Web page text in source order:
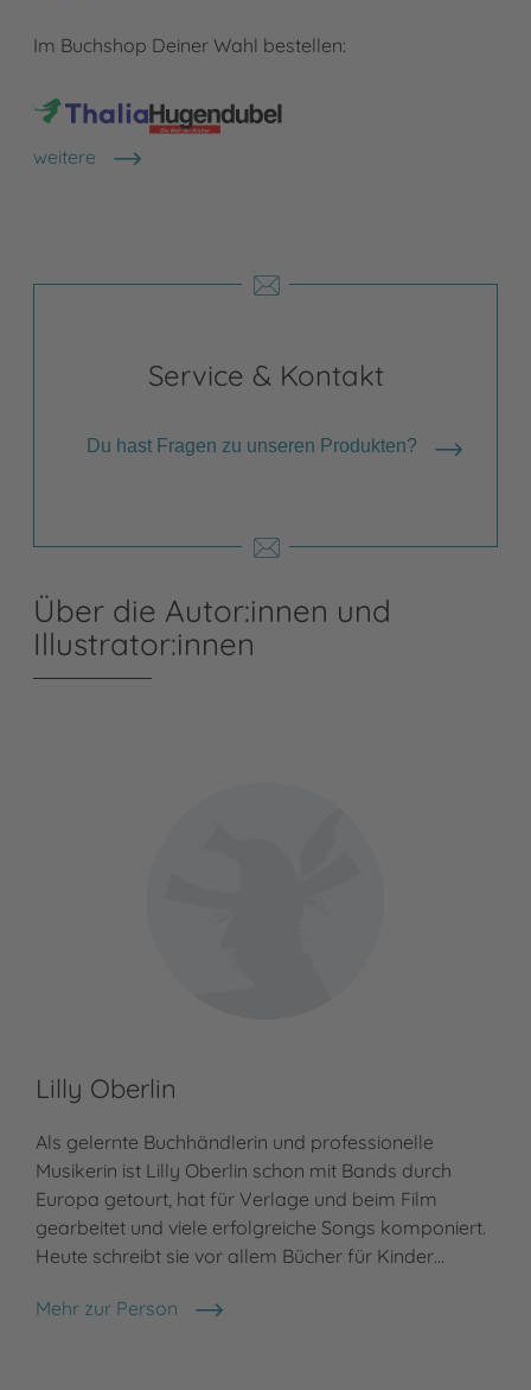
Im Buchshop Deiner Wahl bestellen:
weitere
Shops anzeigen
Service & Kontakt
Du hast Fragen zu unseren Produkten?
Über die Autor:innen und
Illustrator:innen
Lilly Oberlin
Als gelernte Buchhändlerin und professionelle
Musikerin ist Lilly Oberlin schon mit Bands durch
Europa getourt, hat für Verlage und beim Film
gearbeitet und viele erfolgreiche Songs komponiert.
Heute schreibt sie vor allem Bücher für Kinder…
Mehr zur Person
Lilly Oberlin